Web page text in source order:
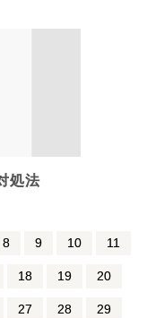
処法
8 9 10 11
18 19 20
27 28 29